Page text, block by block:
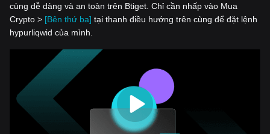
cùng dễ dàng và an toàn trên Btiget. Chỉ cần nhấp vào Mua
Crypto > [Bên thứ ba] tại thanh điều hướng trên cùng để đặt lệnh
hypurliqwid của mình.